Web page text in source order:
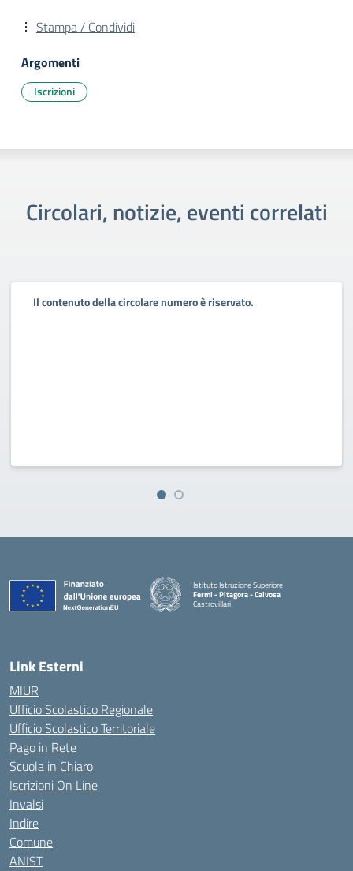
Stampa / Condividi
Argomenti
Iscrizioni
Circolari, notizie, eventi correlati
Il contenuto della circolare numero è riservato.
Istituto Istruzione Superiore
Fermi - Pitagora - Calvosa
Castrovillari
Link Esterni
MIUR
Ufficio Scolastico Regionale
Ufficio Scolastico Territoriale
Pago in Rete
Scuola in Chiaro
Iscrizioni On Line
Invalsi
Indire
Comune
ANIST